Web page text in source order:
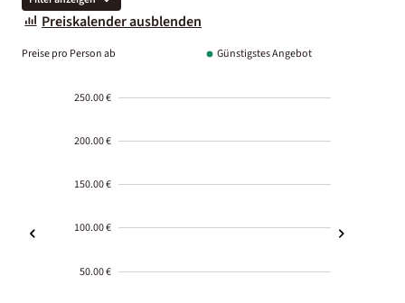
Preiskalender ausblenden
Preise pro Person ab Günstigstes Angebot
250.00 €
200.00 €
150.00 €
100.00 €
50.00 €